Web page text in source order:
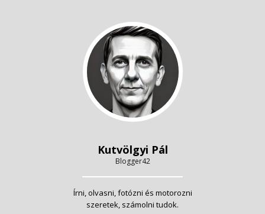
Kutvölgyi Pál
Blogger42
Írni, olvasni, fotózni és motorozni
szeretek, számolni tudok.